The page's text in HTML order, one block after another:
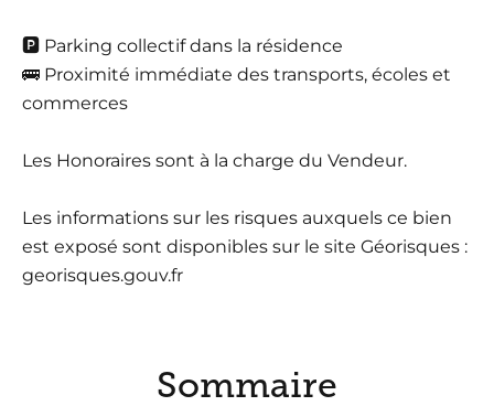
🅿️ Parking collectif dans la résidence
🚌 Proximité immédiate des transports, écoles et
commerces
Les Honoraires sont à la charge du Vendeur.
Les informations sur les risques auxquels ce bien
est exposé sont disponibles sur le site Géorisques :
georisques.gouv.fr
Sommaire